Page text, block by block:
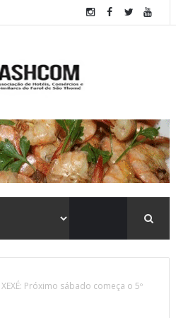
XEXÉ: Próximo sábado começa o 5º